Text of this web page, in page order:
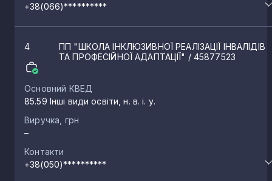
+38(066)**********
4
ПП "ШКОЛА ІНКЛЮЗИВНОЇ РЕАЛІЗАЦІЇ ІНВАЛІДІВ
ТА ПРОФЕСІЙНОЇ АДАПТАЦІЇ" / 45877523
Основний КВЕД
85.59 Інші види освіти, н. в. і. у.
Виручка, грн
–
Контакти
+38(050)**********